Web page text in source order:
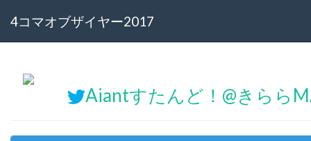
4コマオブザイヤー2017
Aiantすたんど！@きらら